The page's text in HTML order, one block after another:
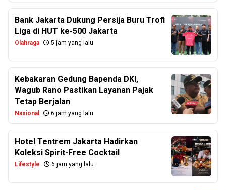
Bank Jakarta Dukung Persija Buru Trofi
Liga di HUT ke-500 Jakarta
Olahraga 5 jam yang lalu
Kebakaran Gedung Bapenda DKI,
Wagub Rano Pastikan Layanan Pajak
Tetap Berjalan
Nasional 6 jam yang lalu
Hotel Tentrem Jakarta Hadirkan
Koleksi Spirit-Free Cocktail
Lifestyle 6 jam yang lalu